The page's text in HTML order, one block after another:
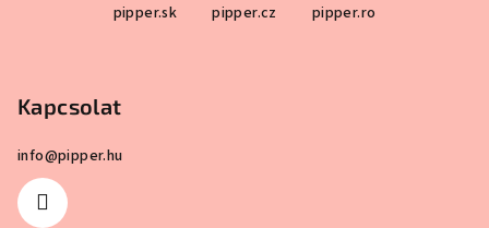
5-
pipper.sk pipper.cz pipper.ro
Kapcsolat
info@pipper.hu